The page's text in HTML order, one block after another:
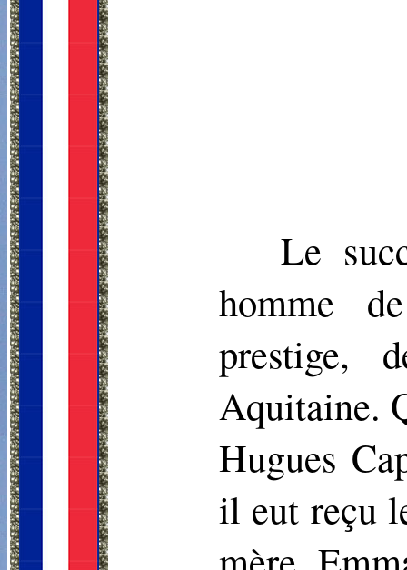
Le
homme
prestige,
Aquitaine.
Hugues
il eut reçu